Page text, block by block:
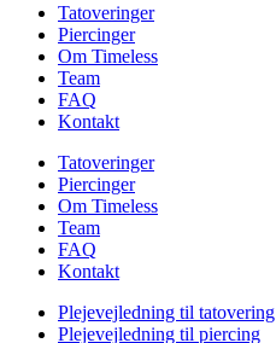
Tatoveringer
Piercinger
Om Timeless
Team
FAQ
Kontakt
Tatoveringer
Piercinger
Om Timeless
Team
FAQ
Kontakt
Plejevejledning til tatovering
Plejevejledning til piercing